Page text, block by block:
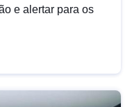
e alertar para os